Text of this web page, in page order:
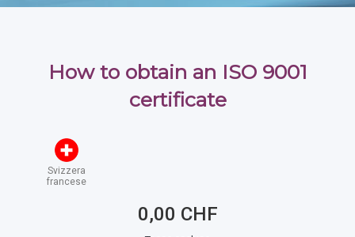
How to obtain an ISO 9001
certificate
Svizzera
francese
0,00 CHF